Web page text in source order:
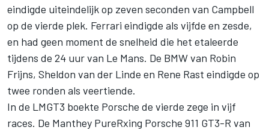
eindigde uiteindelijk op zeven seconden van Campbell
op de vierde plek. Ferrari eindigde als vijfde en zesde,
en had geen moment de snelheid die het etaleerde
tijdens de 24 uur van Le Mans. De BMW van Robin
Frijns, Sheldon van der Linde en Rene Rast eindigde op
twee ronden als veertiende.
In de LMGT3 boekte Porsche de vierde zege in vijf
races. De Manthey PureRxing Porsche 911 GT3-R van